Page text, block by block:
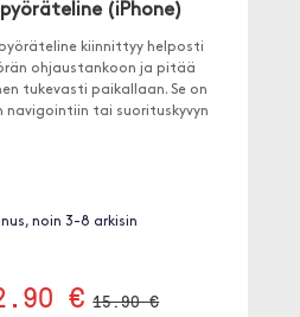
(iPhone)
kiinnittyy helposti
ohjaustankoon ja pitää
tukevasti paikallaan. Se on
navigointiin tai suorituskyvyn
noin 3-8 arkisin
€ 15.90 €